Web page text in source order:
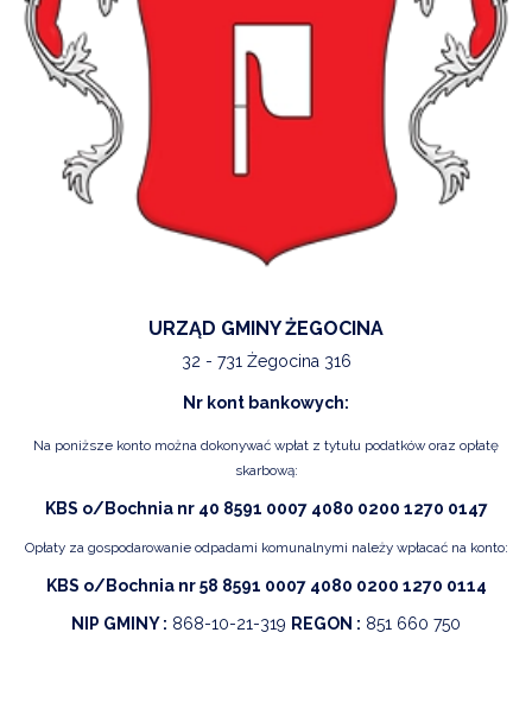
URZĄD GMINY ŻEGOCINA
32 - 731 Żegocina 316
Nr kont bankowych:
Na poniższe konto można dokonywać wpłat z tytułu podatków oraz opłatę
skarbową:
KBS o/Bochnia nr 40 8591 0007 4080 0200 1270 0147
Opłaty za gospodarowanie odpadami komunalnymi należy wpłacać na konto:
KBS o/Bochnia nr 58 8591 0007 4080 0200 1270 0114
NIP GMINY : 868-10-21-319 REGON : 851 660 750